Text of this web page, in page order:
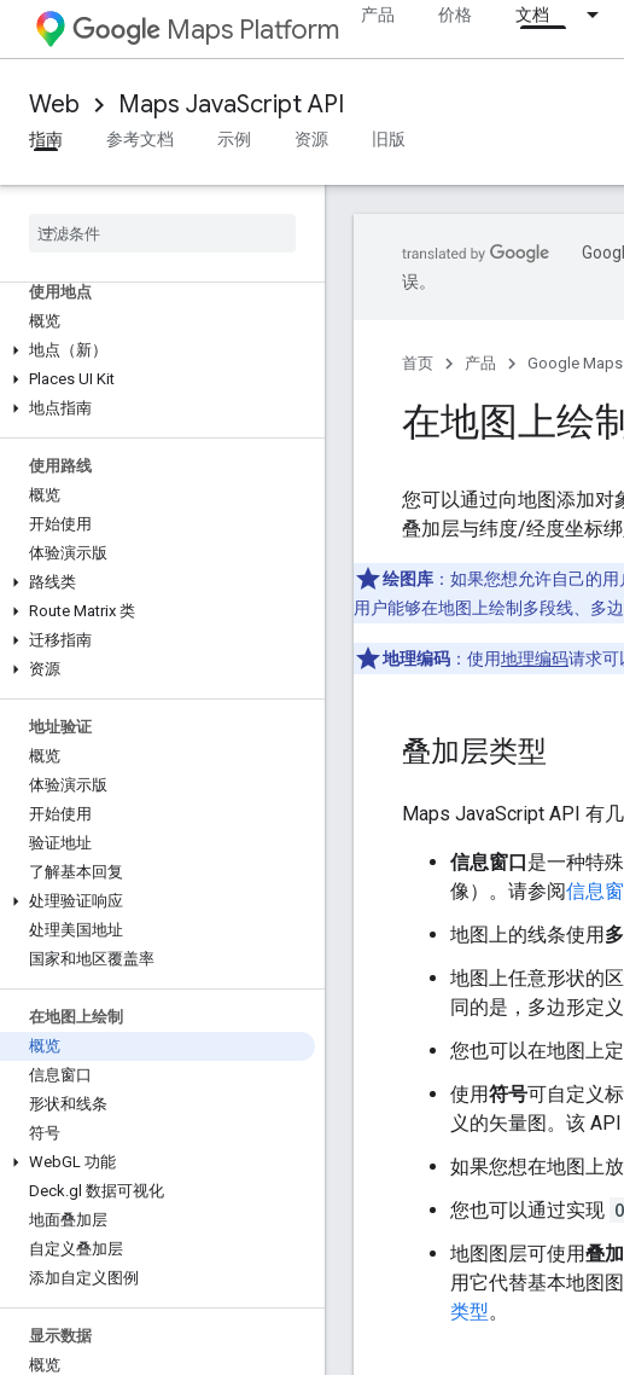
Maps Platform 产品 价格 文档
Web Maps JavaScript API
指南
参考文档 示例 资源 旧版
自定义基本标记
创建带有图形的标记
控制冲突行为、海拔高度和可见性
使标记可点击且可访问
标记（旧版）
使用地点
概览
地点（新）
Places UI Kit
地点指南
使用路线
概览
开始使用
体验演示版
路线类
Route Matrix 类
迁移指南
资源
地址验证
概览
体验演示版
开始使用
验证地址
了解基本回复
处理验证响应
处理美国地址
国家和地区覆盖率
在地图上绘制
概览
信息窗口
形状和线条
符号
WebGL 功能
Deck.gl 数据可视化
地面叠加层
自定义叠加层
添加自定义图例
显示数据
概览
误。
首页 产品 Google
在地图上绘制
您可以通过向地图添加对
叠加层与纬度/经度坐标
绘图库 ：如果您想允许自己的
用户能够在地图上绘制多段线、多边
地理编码 ：使用地理编码请求可
叠加层类型
Maps JavaScript API 有
信息窗口是一种特
像）。请参阅信息
地图上的线条使用
地图上任意形状的
同的是，多边形定
您也可以在地图上
使用符号可自定义
义的矢量图。该
如果您想在地图上
您也可以通过实现
地图图层可使用叠
用它代替基本地图
类型。